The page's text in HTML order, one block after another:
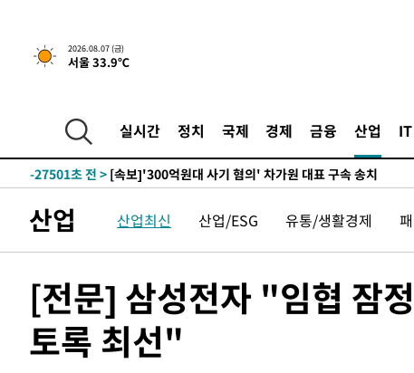
2026.08.07 (금)
서울 33.9℃
실시간 정치 국제 경제 금융 산업
-10587초 전 >[속보] 뉴욕증시, 일제 하락 마감…나스닥 0.06%↓
-31651초 전 >
[속보]종합특검, '관저이전 봐주기 감사' 유병호 구속기소
-28251초 전 >
-27501초 전 > [속보]'300억원대 사기 혐의' 차가원 대표 구속 송치
-25208초 전 >
[속보]경찰·노동부, HL만도 평택사업장 끼임 사망 관련 압
-25089초 전 >[속보]합수본, '투표율 허위 입력' 중앙·서울·경기도 선관
-24640초 전 >
[속보]삼성전자·SK하이닉스 동반 강보합…1%대 상승 출
-24626초 전 >[속보]코스닥, 5.95포인트(0.74%) 상승한 807.62개장
-24594초 전 >[속보]코스피, 6300선 재탈환…1.09% 오른 6365.07 개장
산업 산업최신 산업/ESG 유통/생활경제
[전문] 삼성전자 "임협 잠
토록 최선"